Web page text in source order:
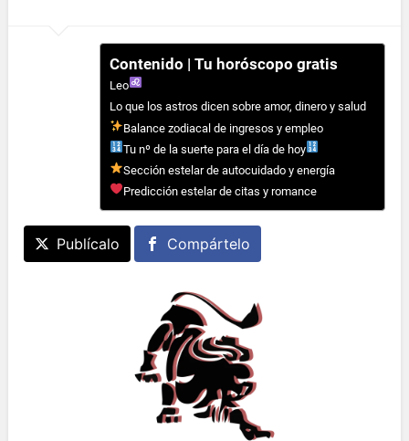
Contenido | Tu horóscopo gratis
Leo
Lo que los astros dicen sobre amor, dinero y salud
Balance zodiacal de ingresos y empleo
Tu nº de la suerte para el día de hoy
Sección estelar de autocuidado y energía
Predicción estelar de citas y romance
Publícalo Compártelo